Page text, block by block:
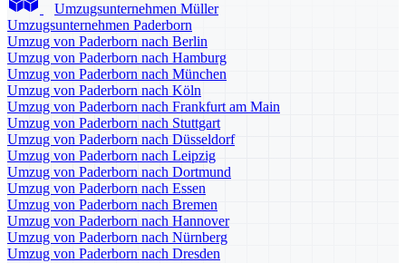
Umzugsunternehmen Müller
Umzugsunternehmen Paderborn
Umzug von Paderborn nach Berlin
Umzug von Paderborn nach Hamburg
Umzug von Paderborn nach München
Umzug von Paderborn nach Köln
Umzug von Paderborn nach Frankfurt am Main
Umzug von Paderborn nach Stuttgart
Umzug von Paderborn nach Düsseldorf
Umzug von Paderborn nach Leipzig
Umzug von Paderborn nach Dortmund
Umzug von Paderborn nach Essen
Umzug von Paderborn nach Bremen
Umzug von Paderborn nach Hannover
Umzug von Paderborn nach Nürnberg
Umzug von Paderborn nach Dresden